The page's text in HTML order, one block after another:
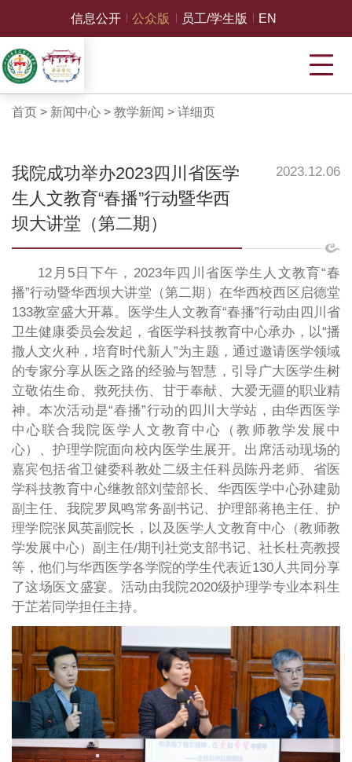
信息公开 公众版 员工/学生版 EN
首页 > 新闻中心> 教学新闻 > 详细页
我院成功举办2023四川省医学
生人文教育“春播”行动暨华西
坝大讲堂（第二期）
2023.12.06
12月5日下午，2023年四川省医学生人文教育“春
播”行动暨华西坝大讲堂（第二期）在华西校西区启德堂
133教室盛大开幕。医学生人文教育“春播”行动由四川省
卫生健康委员会发起，省医学科技教育中心承办，以“播
撒人文火种，培育时代新人”为主题，通过邀请医学领域
的专家分享从医之路的经验与智慧，引导广大医学生树
立敬佑生命、救死扶伤、甘于奉献、大爱无疆的职业精
神。本次活动是“春播”行动的四川大学站，由华西医学
中心联合我院医学人文教育中心（教师教学发展中
心）、护理学院面向校内医学生展开。出席活动现场的
嘉宾包括省卫健委科教处二级主任科员陈丹老师、省医
学科技教育中心继教部刘莹部长、华西医学中心孙建勋
副主任、我院罗凤鸣常务副书记、护理部蒋艳主任、护
理学院张凤英副院长，以及医学人文教育中心（教师教
学发展中心）副主任/期刊社党支部书记、社长杜亮教授
等，他们与华西医学各学院的学生代表近130人共同分享
了这场医文盛宴。活动由我院2020级护理学专业本科生
于芷若同学担任主持。